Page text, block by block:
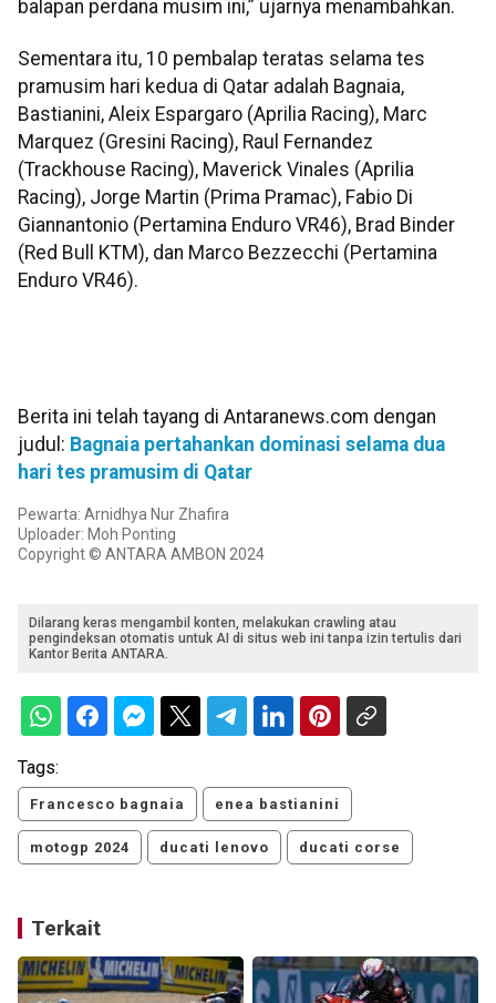
balapan perdana musim ini,” ujarnya menambahkan.
Sementara itu, 10 pembalap teratas selama tes
pramusim hari kedua di Qatar adalah Bagnaia,
Bastianini, Aleix Espargaro (Aprilia Racing), Marc
Marquez (Gresini Racing), Raul Fernandez
(Trackhouse Racing), Maverick Vinales (Aprilia
Racing), Jorge Martin (Prima Pramac), Fabio Di
Giannantonio (Pertamina Enduro VR46), Brad Binder
(Red Bull KTM), dan Marco Bezzecchi (Pertamina
Enduro VR46).
Berita ini telah tayang di Antaranews.com dengan
judul: Bagnaia pertahankan dominasi selama dua
hari tes pramusim di Qatar
Pewarta: Arnidhya Nur Zhafira
Uploader: Moh Ponting
Copyright © ANTARA AMBON 2024
Dilarang keras mengambil konten, melakukan crawling atau
pengindeksan otomatis untuk AI di situs web ini tanpa izin tertulis dari
Kantor Berita ANTARA.
Tags:
Francesco bagnaia enea bastianini
motogp 2024 ducati lenovo ducati corse
Terkait